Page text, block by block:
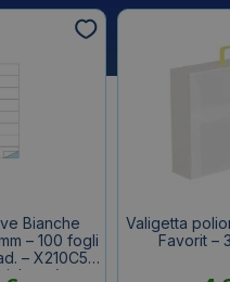
Bianche
– 100 fogli
– X210C511
Valigetta
Favorit –